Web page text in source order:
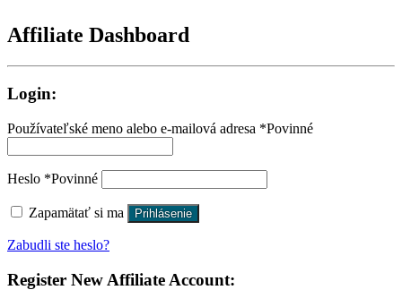
Affiliate Dashboard
Login:
Používateľské meno alebo e-mailová adresa *Povinné
Heslo *Povinné
Zapamätať si ma Prihlásenie
Zabudli ste heslo?
Register New Affiliate Account: